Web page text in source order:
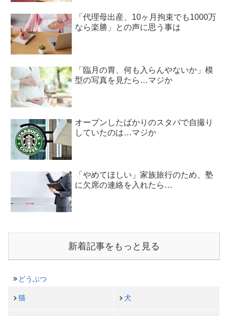
「代理母出産、10ヶ月拘束でも1000万
なら楽勝」との声に思う事は
「臨月の胃、何も入らんやないか」模
型の写真を見たら…マジか
オープンしたばかりのスタバで自撮り
していたのは…マジか
「やめてほしい」家族旅行のため、塾
に欠席の連絡を入れたら…
新着記事をもっと見る
どうぶつ
猫 犬